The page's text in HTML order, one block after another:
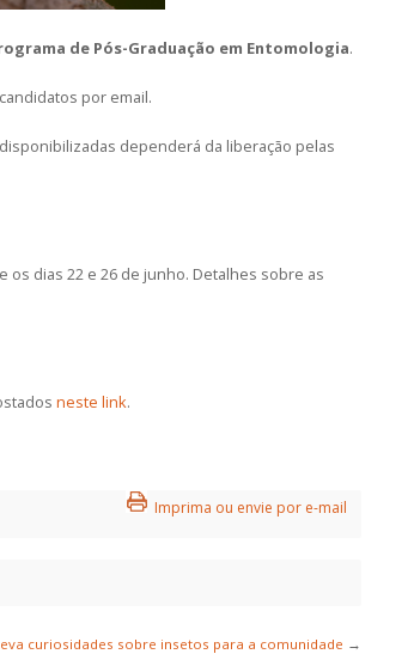
de Pós-Graduação em Entomologia.
por email.
dependerá da liberação pelas
os dias 22 e 26 de junho. Detalhes sobre as
neste link.
Imprima ou envie por e-mail
curiosidades sobre insetos para a comunidade →